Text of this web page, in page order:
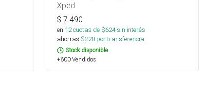
Xped
$ 7.490
en 12cuotas de $624sin interés
ahorras $220 por transferencia.
Stock disponible
+600 Vendidos